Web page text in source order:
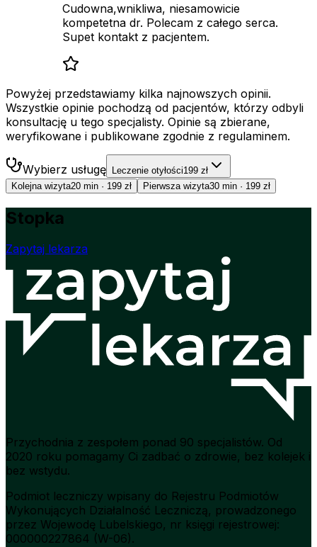
Cudowna,wnikliwa, niesamowicie
kompetetna dr. Polecam z całego serca.
Supet kontakt z pacjentem.
Powyżej przedstawiamy kilka najnowszych opinii.
Wszystkie opinie pochodzą od pacjentów, którzy odbyli
konsultację u tego specjalisty. Opinie są zbierane,
weryfikowane i publikowane zgodnie z regulaminem.
Wybierz usługę Leczenie otyłości199 zł
Kolejna wizyta20 min · 199 zł Pierwsza wizyta30 min · 199 zł
Stopka
Zapytaj lekarza
Przychodnia z zespołem ponad 90 specjalistów. Od
2020 roku pomagamy Ci zadbać o zdrowie, bez kolejek i
bez wstydu.
Podmiot leczniczy wpisany do Rejestru Podmiotów
Wykonujących Działalność Leczniczą, prowadzonego
przez Wojewodę Lubelskiego, nr księgi rejestrowej:
000000227864 (W-06).